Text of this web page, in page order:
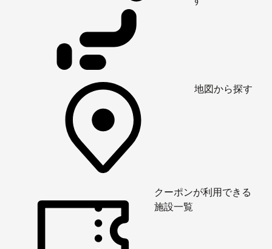
地図から探す
クーポンが利用できる
施設一覧